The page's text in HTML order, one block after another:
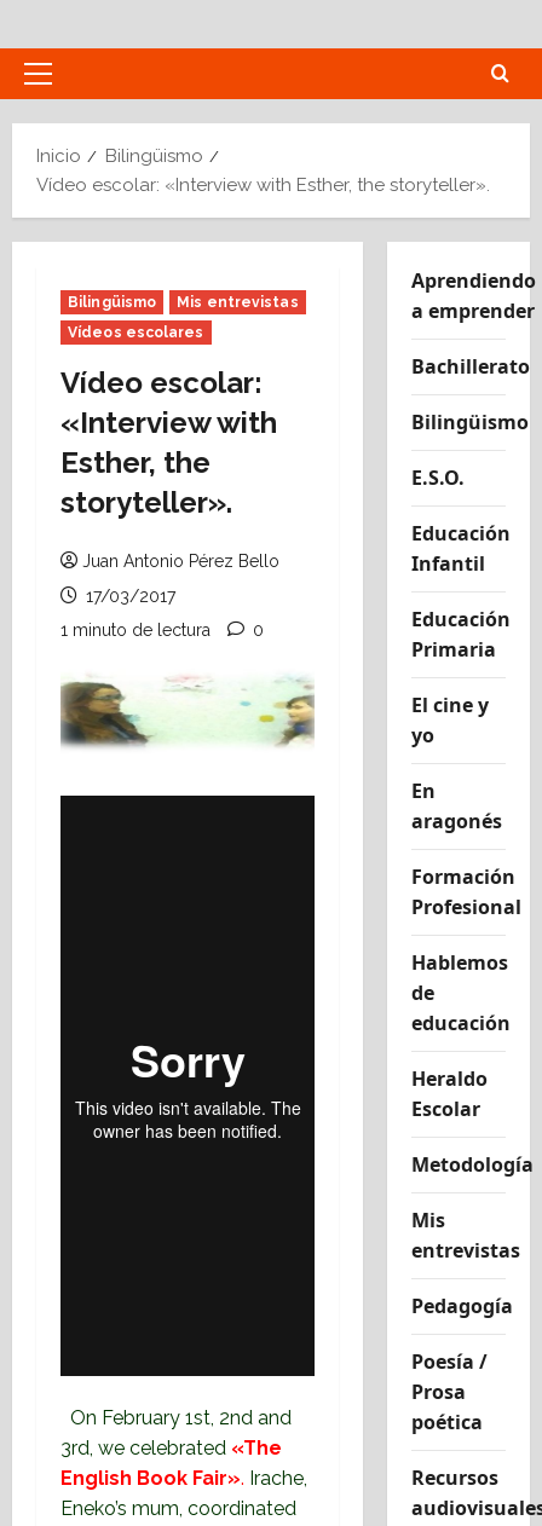
al
contenido
Menú
Inicio
Bilingüismo
Vídeo escolar: «Interview with Esther, the storyteller».
Bilingüismo
Mis entrevistas
Vídeos escolares
Vídeo escolar:
«Interview with
Esther, the
storyteller».
Juan Antonio Pérez Bello
17/03/2017
1 minuto de lectura
0
On February 1st, 2nd and
3rd, we celebrated «The
English Book Fair». Irache,
Eneko’s mum, coordinated
Aprendiendo
a emprender
Bachillerato
Bilingüismo
E.S.O.
Educación
Infantil
Educación
Primaria
El cine y
yo
En
aragonés
Formación
Profesional
Hablemos
de
educación
Heraldo
Escolar
Metodología
Mis
entrevistas
Pedagogía
Poesía /
Prosa
poética
Recursos